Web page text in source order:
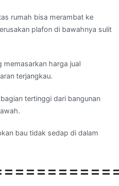
rumah bisa merambat ke
plafon di bawahnya sulit
memasarkan harga jual
terjangkau.
tertinggi dari bangunan
bau tidak sedap di dalam